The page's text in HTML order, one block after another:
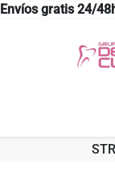
Envíos gratis 24/